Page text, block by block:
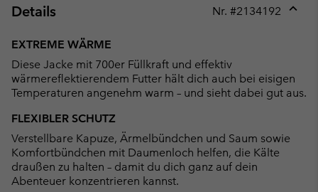
Details Nr. #2134192
EXTREME WÄRME
Diese Jacke mit 700er Füllkraft und effektiv
wärmereflektierendem Futter hält dich auch bei eisigen
Temperaturen angenehm warm – und sieht dabei gut aus.
FLEXIBLER SCHUTZ
Verstellbare Kapuze, Ärmelbündchen und Saum sowie
Komfortbündchen mit Daumenloch helfen, die Kälte
draußen zu halten – damit du dich ganz auf dein
Abenteuer konzentrieren kannst.